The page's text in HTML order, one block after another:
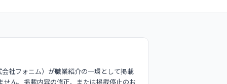
社フォニム）が職業紹介の一環として掲載
ん。掲載内容の修正、または掲載停止のお